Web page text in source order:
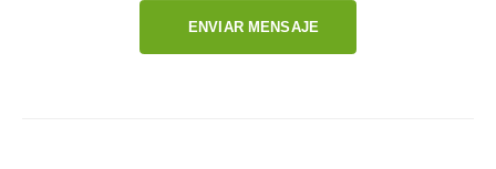
ENVIAR MENSAJE